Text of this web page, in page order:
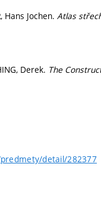
Hans Jochen. Atlas
Derek. The
detail/282377